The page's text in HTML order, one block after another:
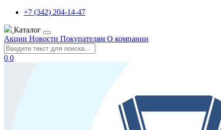
+7 (342) 204-14-47
Каталог
Акции Новости Покупателям О компании
0 0